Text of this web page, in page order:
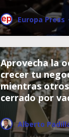
Europa Press ·
Aprovecha la
crecer tu
mientras
cerrado por
Alberto